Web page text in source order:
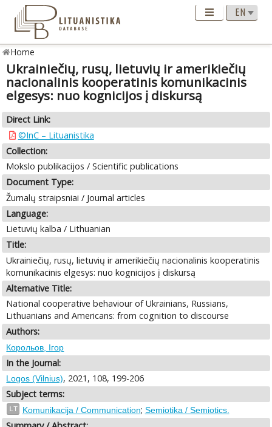
Home
Ukrainiečių, rusų, lietuvių ir amerikiečių
nacionalinis kooperatinis komunikacinis
elgesys: nuo kognicijos į diskursą
Direct Link:
©InC – Lituanistika
Collection:
Mokslo publikacijos / Scientific publications
Document Type:
Žurnalų straipsniai / Journal articles
Language:
Lietuvių kalba / Lithuanian
Title:
Ukrainiečių, rusų, lietuvių ir amerikiečių nacionalinis kooperatinis
komunikacinis elgesys: nuo kognicijos į diskursą
Alternative Title:
National cooperative behaviour of Ukrainians, Russians,
Lithuanians and Americans: from cognition to discourse
Authors:
Корольов, Ігор
In the Journal:
Logos (Vilnius), 2021, 108, 199-206
Subject terms:
LT Komunikacija / Communication; Semiotika / Semiotics.